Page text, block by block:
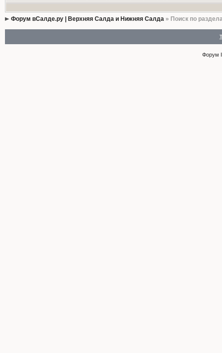
Форум вСалде.ру | Верхняя Салда и Нижняя Салда» Поиск по
Форум